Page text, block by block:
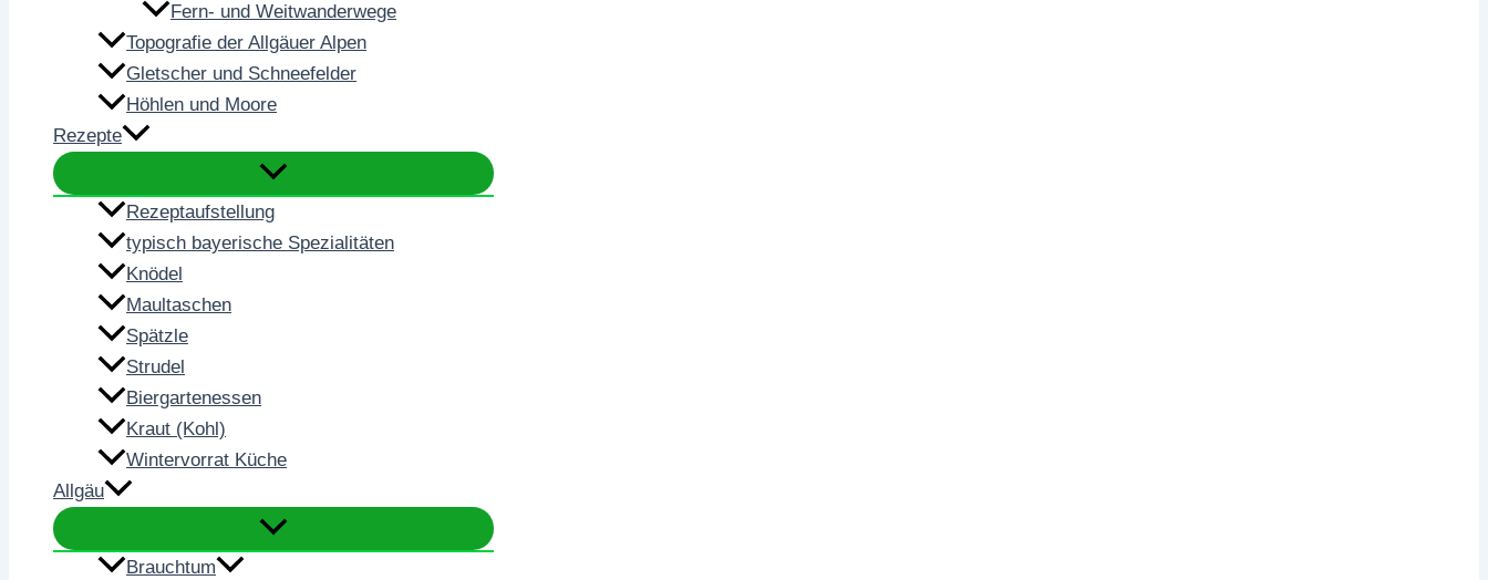
Fern- und Weitwanderwege
Topografie der Allgäuer Alpen
Gletscher und Schneefelder
Höhlen und Moore
Rezepte
Rezeptaufstellung
typisch bayerische Spezialitäten
Knödel
Maultaschen
Spätzle
Strudel
Biergartenessen
Kraut (Kohl)
Wintervorrat Küche
Allgäu
Brauchtum